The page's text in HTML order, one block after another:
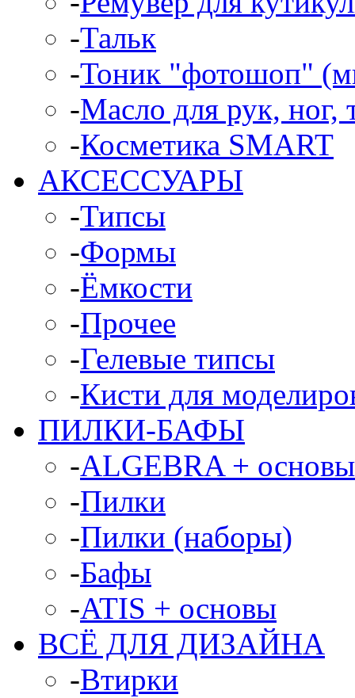
-Тальк
-Тоник "фотошоп"
-Масло для рук, ног,
-Косметика SMART
АКСЕССУАРЫ
-Типсы
-Формы
-Ёмкости
-Прочее
-Гелевые типсы
-Кисти для
ПИЛКИ-БАФЫ
-ALGEBRA + основы
-Пилки
-Пилки (наборы)
-Бафы
-ATIS + основы
ВСЁ ДЛЯ ДИЗАЙНА
-Втирки